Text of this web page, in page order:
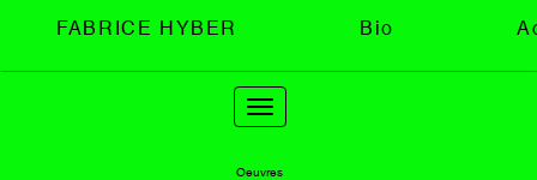
FABRICE HYBER Bio
Toggle
navigation
Oeuvres